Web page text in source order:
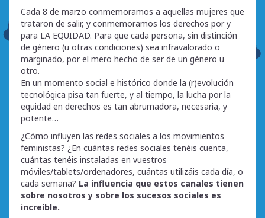
Cada 8 de marzo conmemoramos a aquellas mujeres que
trataron de salir, y conmemoramos los derechos por y
para LA EQUIDAD. Para que cada persona, sin distinción
de género (u otras condiciones) sea infravalorado o
marginado, por el mero hecho de ser de un género u
otro.
En un momento social e histórico donde la (r)evolución
tecnológica pisa tan fuerte, y al tiempo, la lucha por la
equidad en derechos es tan abrumadora, necesaria, y
potente…
¿Cómo influyen las redes sociales a los movimientos
feministas? ¿En cuántas redes sociales tenéis cuenta,
cuántas tenéis instaladas en vuestros
móviles/tablets/ordenadores, cuántas utilizáis cada día, o
cada semana? La influencia que estos canales tienen
sobre nosotros y sobre los sucesos sociales es
increíble.